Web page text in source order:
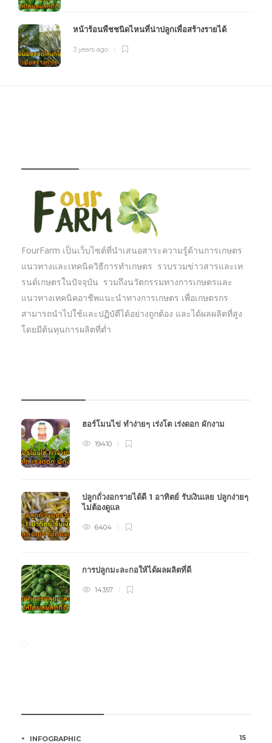
หน้าร้อนพืชชนิดไหนที่น่าปลูกเพื่อสร้างรายได้
3 years ago
FourFarm เป็นเว็บไซต์ที่นำเสนอสาระความรู้ด้านการเกษตร
แนวทางและเทคนิควิธีการทำเกษตร รวบรวมข่าวสารและเท
รนด์เกษตรในปัจจุบัน รวมถึงนวัตกรรมทางการเกษตรและ
แนวทางเทคนิคอาชีพแนะนำทางการเกษตร เพื่อเกษตรกร
สามารถนำไปใช้และปฏิบัตืได้อย่างถูกต้อง และได้ผลผลิตที่สูง
โดยมีต้นทุนการผลิตที่ต่ำ
ฮอร์โมนไข่ ทำง่ายๆ เร่งโต เร่งดอก ผักงาม
19410
ปลูกถั่วงอกรายได้ดี 1 อาทิตย์ รับเงินเลย ปลูกง่ายๆ
ไม่ต้องดูแล
6404
การปลูกมะละกอให้ได้ผลผลิตที่ดี
14357
INFOGRAPHIC 15